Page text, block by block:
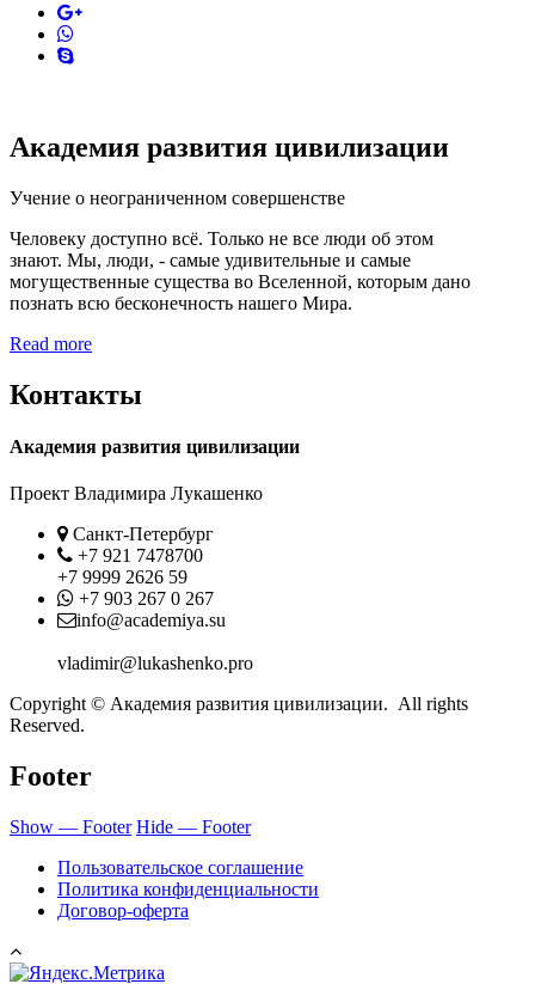
skype
Академия развития цивилизации
Учение о неограниченном совершенстве
Человеку доступно всё. Только не все люди об этом
знают. Мы, люди, - самые удивительные и самые
могущественные существа во Вселенной, которым дано
познать всю бесконечность нашего Мира.
Read more
Контакты
Академия развития цивилизации
Проект Владимира Лукашенко
Location
Санкт-Петербург
Phone
+7 921 7478700
+7 9999 2626 59
Whatsapp
+7 903 267 0 267
Contact
info@academiya.su
vladimir@lukashenko.pro
Copyright © Академия развития цивилизации. All rights
Reserved.
Footer
Show — Footer Hide — Footer
Пользовательское соглашение
Политика конфиденциальности
Договор-оферта